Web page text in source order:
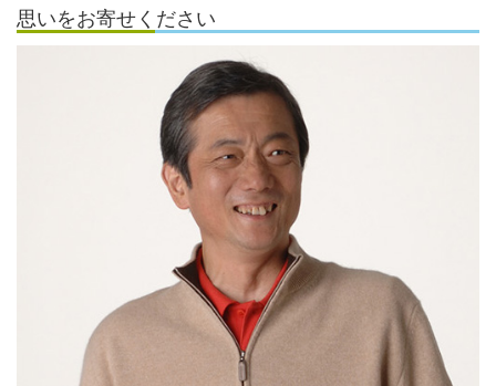
思いをお寄せください